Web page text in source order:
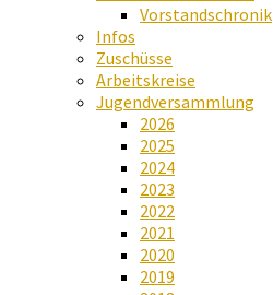
Vorstandschronik
Infos
Zuschüsse
Arbeitskreise
Jugendversammlung
2026
2025
2024
2023
2022
2021
2020
2019